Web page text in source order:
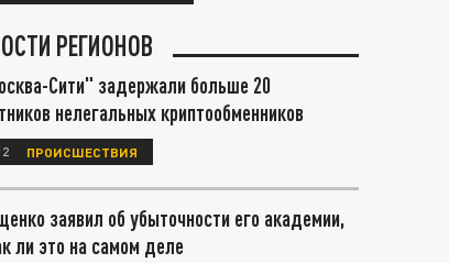
РЕГИОНОВ
Сити" задержали больше 20
нелегальных криптообменников
ПРОИСШЕСТВИЯ
заявил об убыточности его академии,
ли это на самом деле